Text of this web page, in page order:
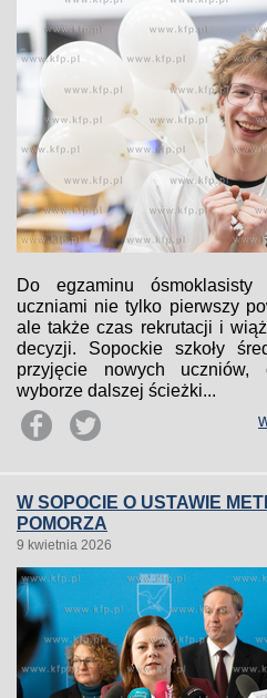
Do egzaminu ósmoklasisty
uczniami nie tylko pierwszy
ale także czas rekrutacji i
decyzji. Sopockie szkoły
przyjęcie nowych
wyborze dalszej ścieżki...
W SOPOCIE O USTAWIE
POMORZA
9 kwietnia 2026